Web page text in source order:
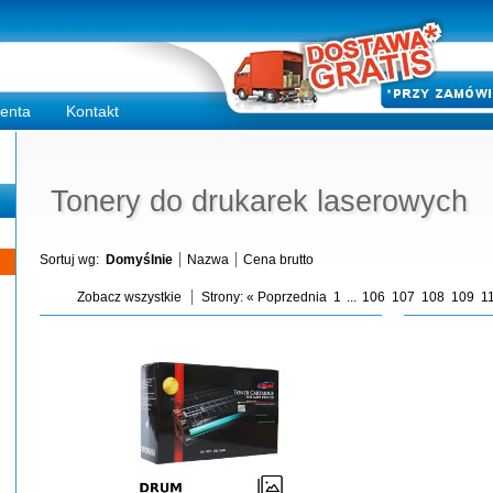
Kontakt
Tonery do drukarek laserowych
Sortuj wg: Domyślnie Nazwa Cena brutto
Zobacz wszystkie Strony: « Poprzednia 1 ... 106 107 108 109